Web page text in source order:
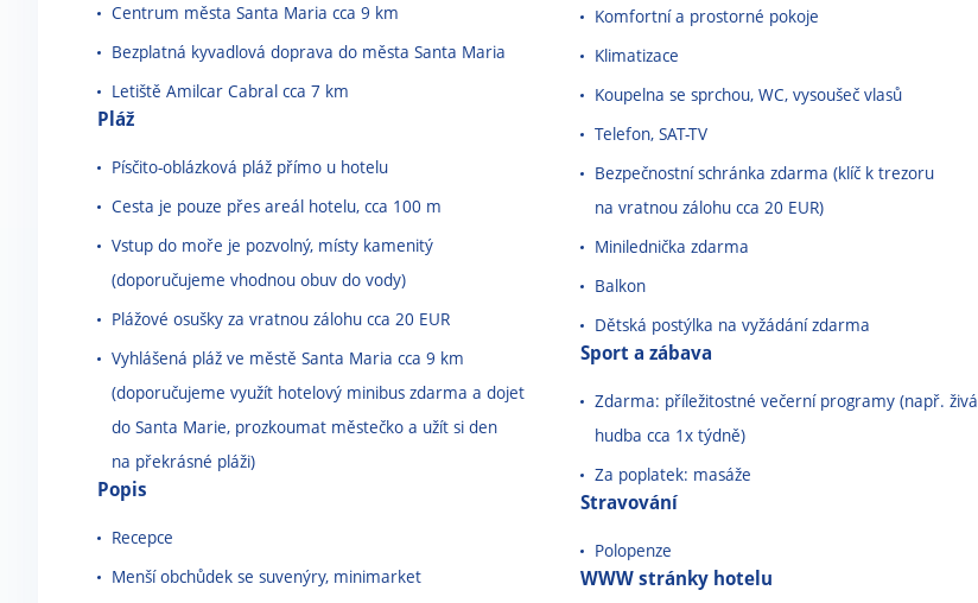
Centrum města Santa Maria cca 9 km
Bezplatná kyvadlová doprava do města Santa Maria
Letiště Amilcar Cabral cca 7 km
Pláž
Písčito-oblázková pláž přímo u hotelu
Cesta je pouze přes areál hotelu, cca 100 m
Vstup do moře je pozvolný, místy kamenitý
(doporučujeme vhodnou obuv do vody)
Plážové osušky za vratnou zálohu cca 20 EUR
Vyhlášená pláž ve městě Santa Maria cca 9 km
(doporučujeme využít hotelový minibus zdarma a dojet
do Santa Marie, prozkoumat městečko a užít si den
na překrásné pláži)
Popis
Recepce
Menší obchůdek se suvenýry, minimarket
Komfortní a prostorné pokoje
Klimatizace
Koupelna se sprchou, WC, vysoušeč vlasů
Telefon, SAT-TV
Bezpečnostní schránka zdarma (klíč k trezoru
na vratnou zálohu cca 20 EUR)
Minilednička zdarma
Balkon
Dětská postýlka na vyžádání zdarma
Sport a zábava
Zdarma: příležitostné večerní programy (např. živá
hudba cca 1x týdně)
Za poplatek: masáže
Stravování
Polopenze
WWW stránky hotelu